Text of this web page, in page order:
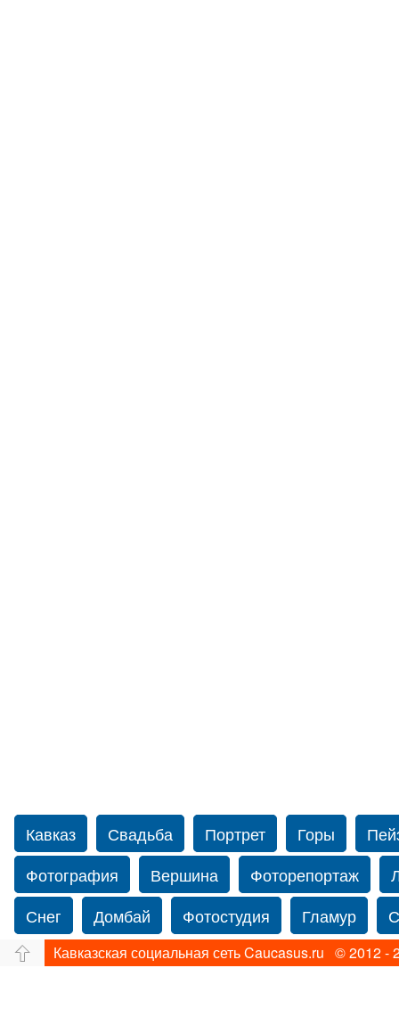
Кавказ Свадьба Портрет Горы
Фотография
Вершина Фоторепортаж
Снег
Домбай Фотостудия Гламур
Путешествие
Перевал Свадьба фото
Кавказская социальная сеть Caucasus.ru © 2012 -